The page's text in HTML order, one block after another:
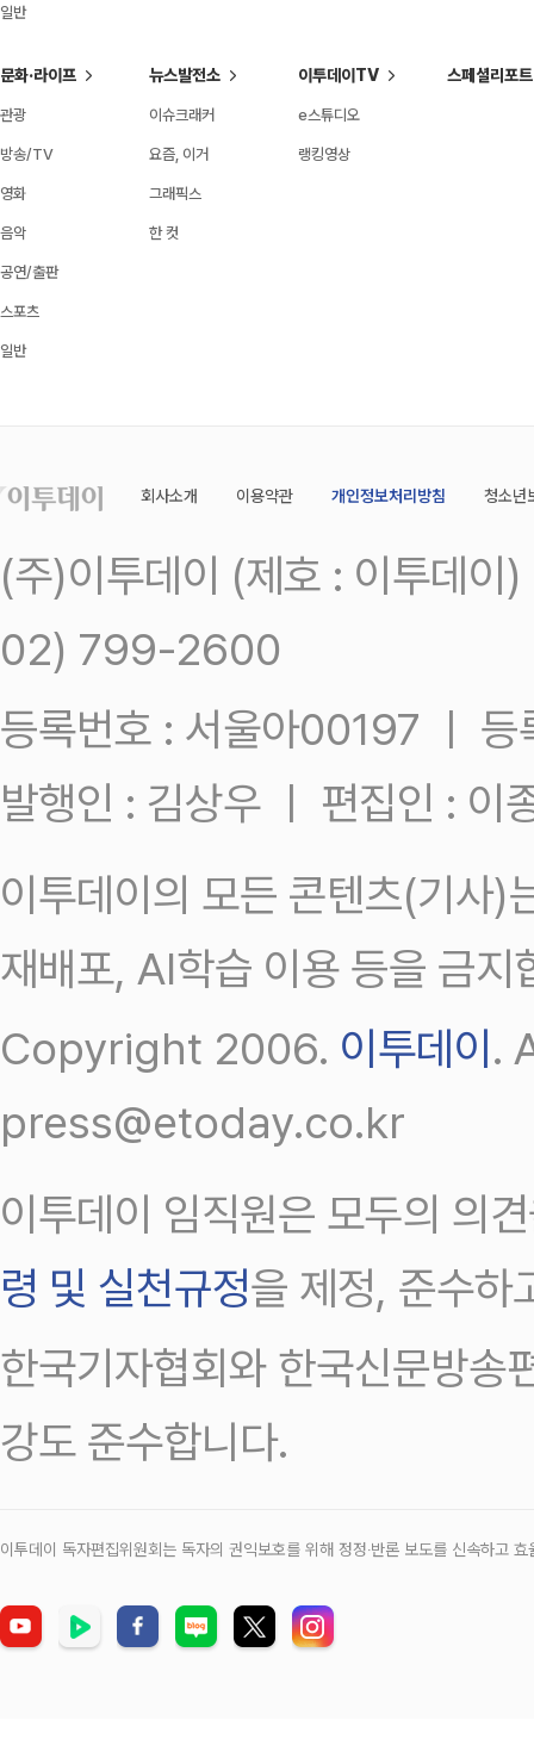
일반
문화·라이프
관광
방송/TV
영화
음악
공연/출판
스포츠
일반
뉴스발전소
이슈크래커
요즘, 이거
그래픽스
한 컷
이투데이TV
e스튜디오
랭킹영상
스페셜리포트
회사소개 이용약관 개인정보처리방침 청소년
(주)이투데이 (제호 : 이투데
02) 799-2600
등록번호 : 서울아00197 ㅣ
발행인 : 김상우 ㅣ 편집인 : 이
이투데이의 모든 콘텐츠(기사)
재배포, AI학습 이용 등을 금지
Copyright 2006. 이투데이.
press@etoday.co.kr
이투데이 임직원은 모두의 의
령 및 실천규정을 제정, 준수하
한국기자협회와 한국신문방송
강도 준수합니다.
이투데이 독자편집위원회는 독자의 권익보호를 위해 정정‧반론 보도를 신속하고